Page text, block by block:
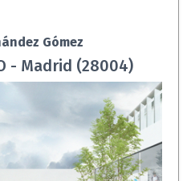
Gómez
- Madrid (28004)